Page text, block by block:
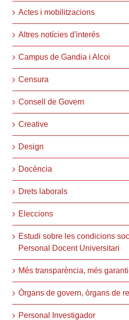
Actes i mobilitzacions
Altres notícies d'interés
Campus de Gandia i Alcoi
Censura
Consell de Govern
Creative
Design
Docència
Drets laborals
Eleccions
Estudi sobre les condicions
Personal Docent Universitari
Més transparència, més
Òrgans de govern, òrgans de
Personal Investigador